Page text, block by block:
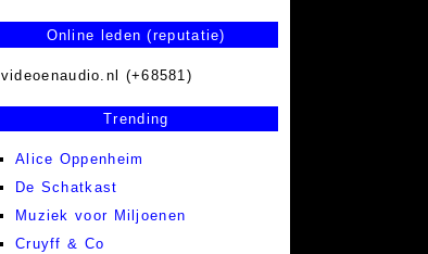
Online leden (reputatie)
videoenaudio.nl (+68581)
Trending
Alice Oppenheim
De Schatkast
Muziek voor Miljoenen
Cruyff & Co